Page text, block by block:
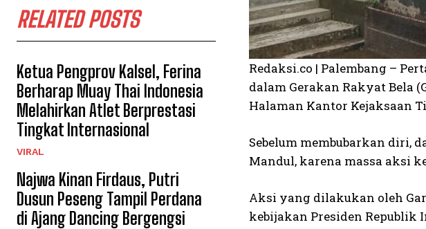
RELATED POSTS
Ketua Pengprov Kalsel, Ferina
Berharap Muay Thai Indonesia
Melahirkan Atlet Berprestasi
Tingkat Internasional
VIRAL
Najwa Kinan Firdaus, Putri
Dusun Peseng Tampil Perdana
di Ajang Dancing Bergengsi
Redaksi.co | Palembang –
dalam Gerakan Rakyat Bela
Halaman Kantor Kejaksaan
Sebelum membubarkan diri,
Mandul, karena massa aksi
Aksi yang dilakukan oleh
kebijakan Presiden Republik